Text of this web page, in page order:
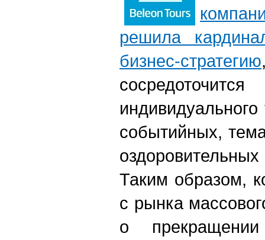
решила
бизнес-стратегию
событийных,
оздоровительных
Таким образом,
с рынка
о